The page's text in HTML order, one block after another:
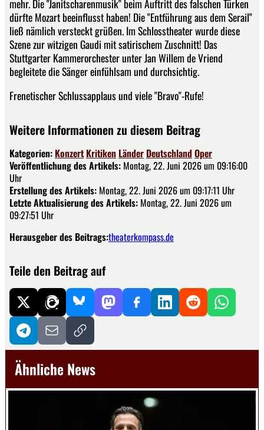
mehr. Die "Janitscharenmusik" beim Auftritt des falschen Türken
dürfte Mozart beeinflusst haben! Die "Entführung aus dem Serail"
ließ nämlich versteckt grüßen. Im Schlosstheater wurde diese
Szene zur witzigen Gaudi mit satirischem Zuschnitt! Das
Stuttgarter Kammerorchester unter Jan Willem de Vriend
begleitete die Sänger einfühlsam und durchsichtig.
Frenetischer Schlussapplaus und viele "Bravo"-Rufe!
Weitere Informationen zu diesem Beitrag
Kategorien: Konzert Kritiken Länder Deutschland Oper
Veröffentlichung des Artikels: Montag, 22. Juni 2026 um 09:16:00
Uhr
Erstellung des Artikels: Montag, 22. Juni 2026 um 09:17:11 Uhr
Letzte Aktualisierung des Artikels: Montag, 22. Juni 2026 um
09:27:51 Uhr
Herausgeber des Beitrags:theaterkompass.de
Teile den Beitrag auf
Ähnliche News